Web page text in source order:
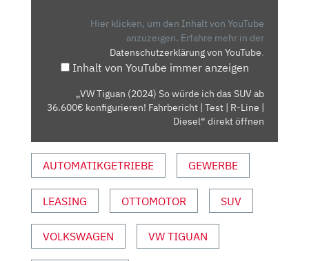
36.600€
|
TEST
|
DIESEL“
Hier klicken, um den Inhalt von YouTube
anzuzeigen. Erfahre mehr in der
Datenschutzerklärung von YouTube.
Inhalt von YouTube immer anzeigen
„VW Tiguan (2024) So würde ich das SUV ab
36.600€ konfigurieren! Fahrbericht | Test | R-Line |
Diesel“ direkt öffnen
AUTOMATIKGETRIEBE GEWERBE
LEASING OTTOMOTOR SUV
VOLKSWAGEN VW TIGUAN